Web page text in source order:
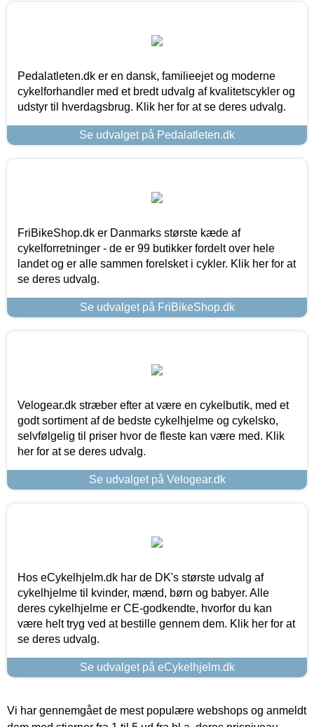
Pedalatleten.dk er en dansk, familieejet og moderne
cykelforhandler med et bredt udvalg af kvalitetscykler og
udstyr til hverdagsbrug. Klik her for at se deres udvalg.
Se udvalget på Pedalatleten.dk
FriBikeShop.dk er Danmarks største kæde af
cykelforretninger - de er 99 butikker fordelt over hele
landet og er alle sammen forelsket i cykler. Klik her for at
se deres udvalg.
Se udvalget på FriBikeShop.dk
Velogear.dk stræber efter at være en cykelbutik, med et
godt sortiment af de bedste cykelhjelme og cykelsko,
selvfølgelig til priser hvor de fleste kan være med. Klik
her for at se deres udvalg.
Se udvalget på Velogear.dk
Hos eCykelhjelm.dk har de DK's største udvalg af
cykelhjelme til kvinder, mænd, børn og babyer. Alle
deres cykelhjelme er CE-godkendte, hvorfor du kan
være helt tryg ved at bestille gennem dem. Klik her for at
se deres udvalg.
Se udvalget på eCykelhjelm.dk
Vi har gennemgået de mest populære webshops og anmeldt